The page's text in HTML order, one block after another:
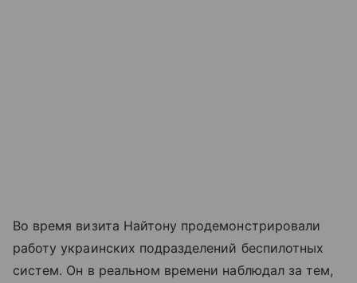
Во время визита Найтону продемонстрировали
работу украинских подразделений беспилотных
систем. Он в реальном времени наблюдал за тем,